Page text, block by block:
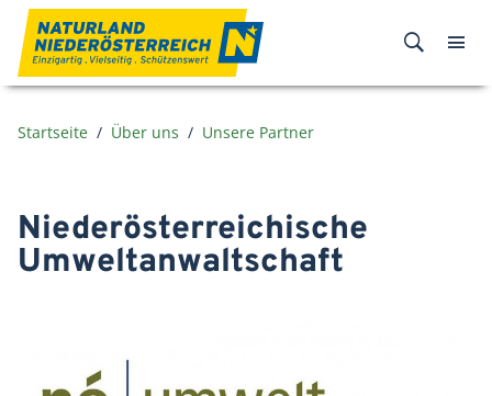
Zum Inhalt
Startseite Über uns Unsere Partner
Niederösterreichische
Umweltanwaltschaft